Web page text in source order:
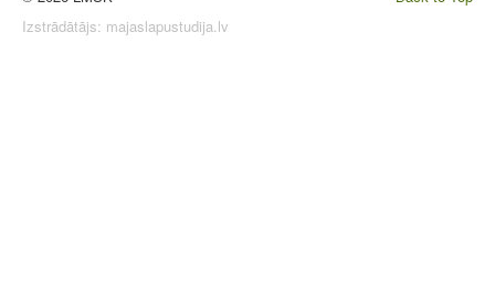
Izstrādātājs: majaslapustudija.lv